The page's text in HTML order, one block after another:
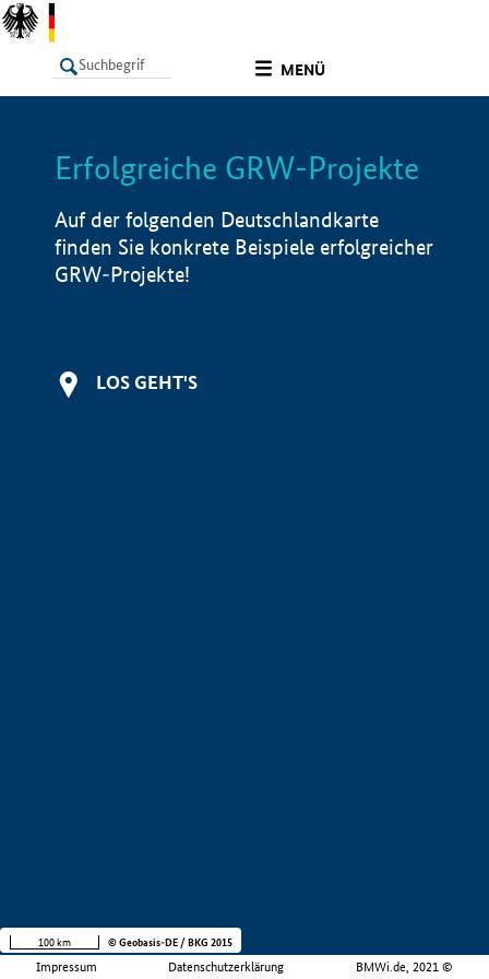
MENÜ
LISTE Info
Erfolgreiche GRW-Projekte
Auf der folgenden Deutschlandkarte
finden Sie konkrete Beispiele erfolgreicher
GRW-Projekte!
LOS GEHT'S
Impressum Datenschutzerklärung BMWi.de, 2021 ©
100 km © Geobasis-DE / BKG 2015